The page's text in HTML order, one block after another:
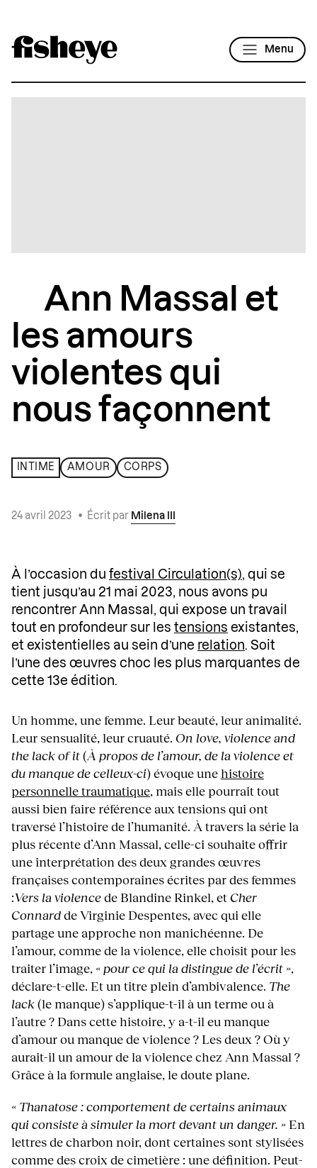
Menu
Ann Massal et
les amours
violentes qui
nous façonnent
INTIME AMOUR CORPS
24 avril 2023 • Écrit par Milena III
À l’occasion du festival Circulation(s), qui se
tient jusqu’au 21 mai 2023, nous avons pu
rencontrer Ann Massal, qui expose un travail
tout en profondeur sur les tensions existantes,
et existentielles au sein d’une relation. Soit
l’une des œuvres choc les plus marquantes de
cette 13e édition.
Un homme, une femme. Leur beauté, leur animalité.
Leur sensualité, leur cruauté. On love, violence and
the lack of it(À propos de l’amour, de la violence et
du manque de celleux-ci) évoque unehistoire
personnelle traumatique, mais elle pourrait tout
aussi bien faire référence aux tensions qui ont
traversé l’histoire de l’humanité. À travers la série la
plus récente d’Ann Massal, celle-ci souhaite offrir
une interprétation des deux grandes œuvres
françaises contemporaines écrites par des femmes
:Vers la violencede Blandine Rinkel, et Cher
Connardde Virginie Despentes, avec qui elle
partage une approche non manichéenne. De
l’amour, comme de la violence, elle choisit pour les
traiter l’image, « pour ce qui la distingue de l’écrit »,
déclare-t-elle. Et un titre plein d’ambivalence. The
lack(le manque) s’applique-t-il à un terme ou à
l’autre ? Dans cette histoire, y a-t-il eu manque
d’amour ou manque de violence ? Les deux ? Où y
aurait-il un amour de la violence chez Ann Massal ?
Grâce à la formule anglaise, le doute plane.
« Thanatose : comportement de certains animaux
qui consiste à simuler la mort devant un danger. » En
lettres de charbon noir, dont certaines sont stylisées
comme des croix de cimetière : une définition. Peut-